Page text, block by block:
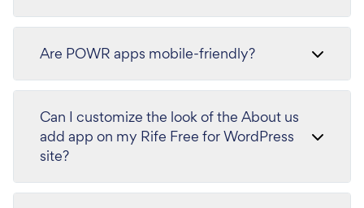
Are POWR apps mobile-friendly?
Can I customize the look of the About us
add app on my Rife Free for WordPress
site?